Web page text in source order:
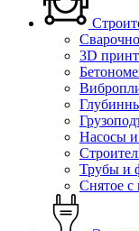
3D
Насосы и
Трубы и
Снятое с